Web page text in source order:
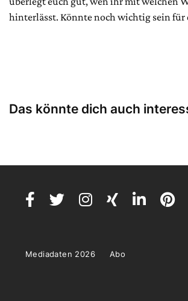
hinterlässt. Könnte noch wichtig sein für
Das könnte dich auch
Mediadaten 2026 Abo